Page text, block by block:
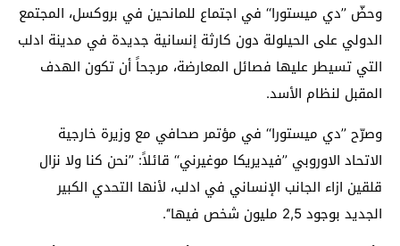
وحضّ ’’دي ميستورا‘‘ في اجتماع للمانحين في بروكسل، المجتمع
الدولي على الحيلولة دون كارثة إنسانية جديدة في مدينة ادلب
التي تسيطر عليها فصائل المعارضة، مرجحاً أن تكون الهدف
المقبل لنظام الأسد.
وصرّح ’’دي ميستورا‘‘ في مؤتمر صحافي مع وزيرة خارجية
الاتحاد الاوروبي ’’فيديريكا موغيرني‘‘ قائلاً: ’’نحن كنا ولا نزال
قلقين ازاء الجانب الإنساني في ادلب، لأنها التحدي الكبير
الجديد بوجود 2,5 مليون شخص فيها‘‘.